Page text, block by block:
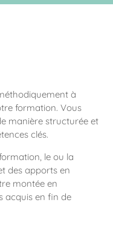
à
formation. Vous
manière structurée et
clés.
le ou la
des apports en
montée en
acquis en fin de